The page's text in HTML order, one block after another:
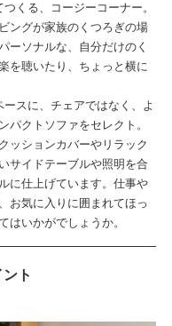
くる、コージーコーナー。
ングが家族のくつろぎの場
ーソナルな、自分だけのく
を聴いたり、ちょっと横に
スに、チェアではなく、よ
パクトソファをセレクト。
ッションカバーやリラック
サイドテーブルや照明を合
に仕上げています。仕事や
お気に入りに囲まれてほっ
はいかがでしょうか。
ト